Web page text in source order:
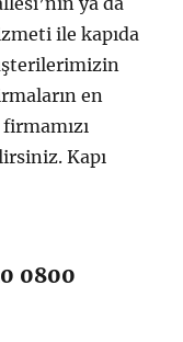
ile kapıda
en
Kapı
0800